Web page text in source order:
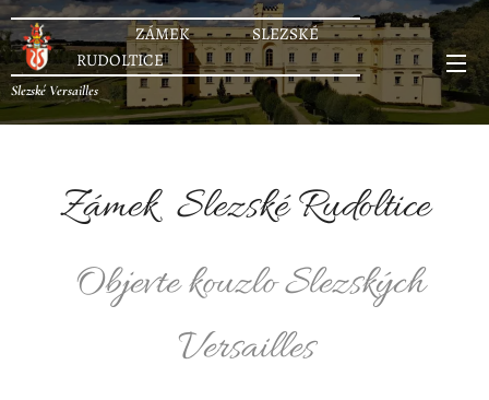
ZÁMEK SLEZSKÉ
RUDOLTICE
Slezské Versailles
Zámek Slezské Rudoltice
Objevte kouzlo Slezských
Versailles